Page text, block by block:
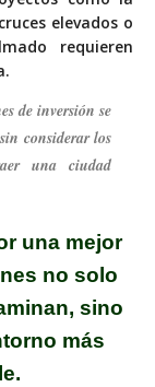
elevados o
requieren
de inversión se
considerar los
una ciudad
una mejor
no solo
sino
más